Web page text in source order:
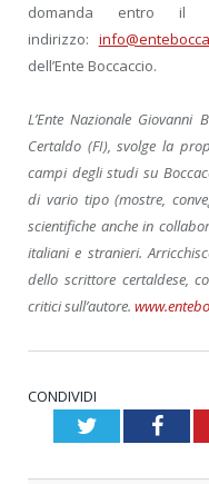
domanda entro il
indirizzo:
dell’Ente Boccaccio.
L’Ente Nazionale Giovanni
Certaldo (FI), svolge la
campi degli studi su
di vario tipo (mostre,
scientifiche anche in
italiani e stranieri.
dello scrittore certaldese,
critici sull’autore.
CONDIVIDI
Twitter